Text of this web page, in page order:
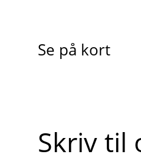
Se på kort
Skriv til